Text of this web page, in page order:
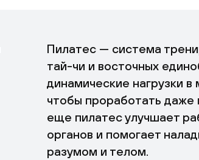
Пилатес — система
тай-чи и восточных
динамические нагрузки
чтобы проработать
еще пилатес улучшает
органов и помогает
разумом и телом.